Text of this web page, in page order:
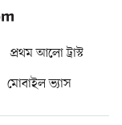
প্রথম আলো ট্রাস্ট
মোবাইল ভ্যাস